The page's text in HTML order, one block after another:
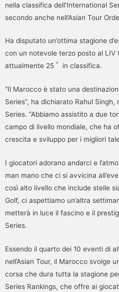
nella classifica dell’International
secondo anche nell’Asian Tour
Ha disputato un’ottima stagione
con un notevole terzo posto al LIV
attualmente 25 ° in classifica.
“Il Marocco è stato una
Series”, ha dichiarato Rahul Singh,
Series. “Abbiamo assistito a due
campo di livello mondiale, che ha
crescita e sviluppo per i migliori
I giocatori adorano andarci e
man mano che ci si avvicina
così alto livello che include stelle
Golf, ci aspettiamo un’altra
metterà in luce il fascino e il
Series.
Essendo il quarto dei 10 eventi di
nell’Asian Tour, il Marocco svolge
corsa che dura tutta la stagione
Series Rankings, che offre ai